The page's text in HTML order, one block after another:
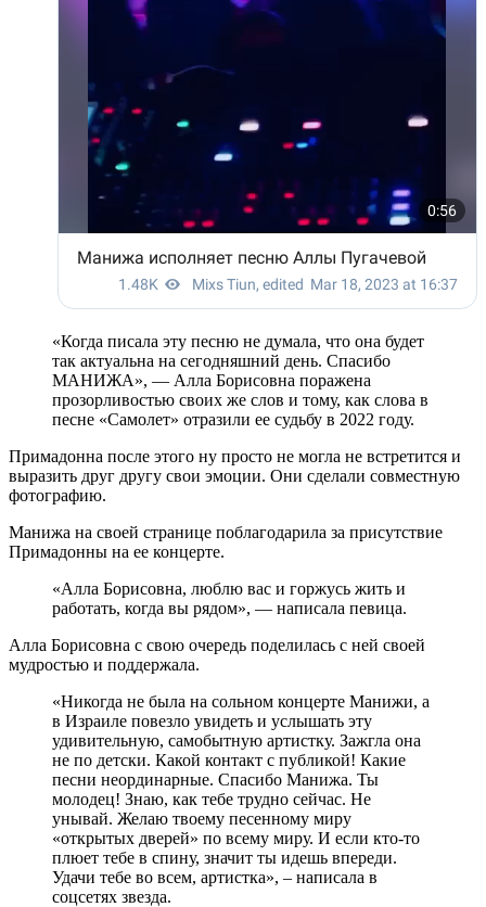
«Когда писала эту песню не думала, что она будет
так актуальна на сегодняшний день. Спасибо
МАНИЖА», — Алла Борисовна поражена
прозорливостью своих же слов и тому, как слова в
песне «Самолет» отразили ее судьбу в 2022 году.
Примадонна после этого ну просто не могла не встретится и
выразить друг другу свои эмоции. Они сделали совместную
фотографию.
Манижа на своей странице поблагодарила за присутствие
Примадонны на ее концерте.
«Алла Борисовна, люблю вас и горжусь жить и
работать, когда вы рядом», — написала певица.
Алла Борисовна с свою очередь поделилась с ней своей
мудростью и поддержала.
«Никогда не была на сольном концерте Манижи, а
в Израиле повезло увидеть и услышать эту
удивительную, самобытную артистку. Зажгла она
не по детски. Какой контакт с публикой! Какие
песни неординарные. Спасибо Манижа. Ты
молодец! Знаю, как тебе трудно сейчас. Не
унывай. Желаю твоему песенному миру
«открытых дверей» по всему миру. И если кто-то
плюет тебе в спину, значит ты идешь впереди.
Удачи тебе во всем, артистка», – написала в
соцсетях звезда.